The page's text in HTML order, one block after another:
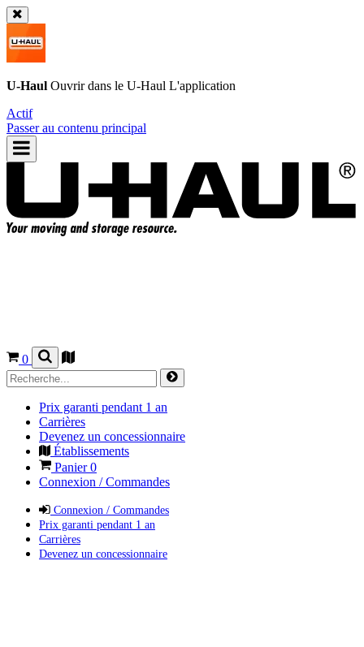
U-Haul Ouvrir dans le U-Haul L'application
Actif
Passer au contenu principal
0
Prix garanti pendant 1 an
Carrières
Devenez un concessionnaire
Établissements
Panier0
Connexion / Commandes
Connexion / Commandes
Prix garanti pendant 1 an
Carrières
Devenez un concessionnaire